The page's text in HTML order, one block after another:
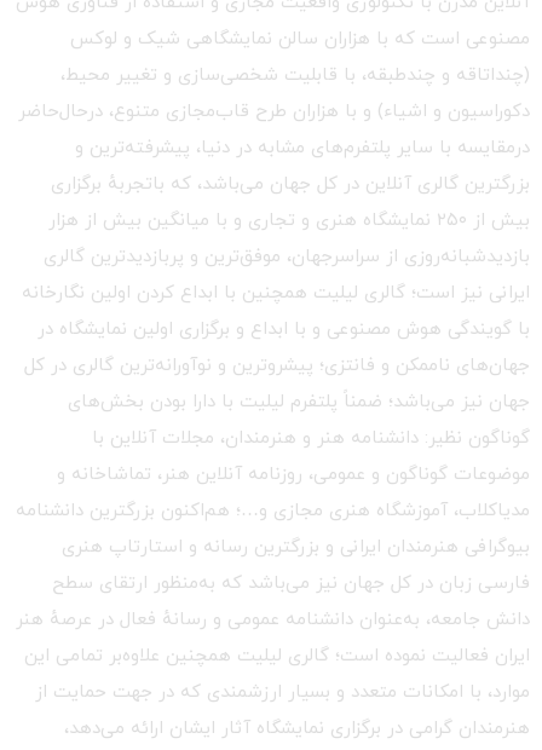
مصنوعی است که با هزاران سالن نمایشگاهی شیک و لوکس
(چنداتاقه و چندطبقه، با قابلیت شخصی‌سازی و تغییر محیط،
دکوراسیون و اشیاء) و با هزاران طرح قاب‌مجازی متنوع، درحال‌حاضر
درمقایسه با سایر پلتفرم‌های مشابه در دنیا، پیشرفته‌ترین و
بزرگترین گالری آنلاین در کل جهان می‌باشد، که باتجربهٔ برگزاری
بیش از ۲۵۰ نمایشگاه هنری و تجاری و با میانگین بیش از هزار
بازدیدشبانه‌روزی از سراسرجهان، موفق‌ترین و پربازدیدترین گالری
ایرانی نیز است؛ گالری لیلیت همچنین با ابداع کردن اولین نگارخانه
با گویندگی هوش مصنوعی و با ابداع و برگزاری اولین نمایشگاه در
جهان‌های ناممکن و فانتزی؛ پیشروترین و نوآورانه‌ترین گالری در کل
جهان نیز می‌باشد؛ ضمناً پلتفرم لیلیت با دارا بودن بخش‌های
گوناگون نظیر: دانشنامه هنر و هنرمندان، مجلات آنلاین با
موضوعات گوناگون و عمومی، روزنامه آنلاین هنر، تماشاخانه و
مدیاکلاب، آموزشگاه هنری مجازی و…؛ هم‌اکنون بزرگترین دانشنامه
بیوگرافی هنرمندان ایرانی و بزرگترین رسانه و استارتاپ هنری
فارسی زبان در کل جهان نیز می‌باشد که به‌منظور ارتقای سطح
دانش جامعه، به‌عنوان دانشنامه عمومی و رسانهٔ فعال در عرصهٔ هنر
ایران فعالیت نموده است؛ گالری لیلیت همچنین علاوه‌بر تمامی این
موارد، با امکانات متعدد و بسیار ارزشمندی که در جهت حمایت از
هنرمندان گرامی در برگزاری نمایشگاه آثار ایشان ارائه می‌دهد،